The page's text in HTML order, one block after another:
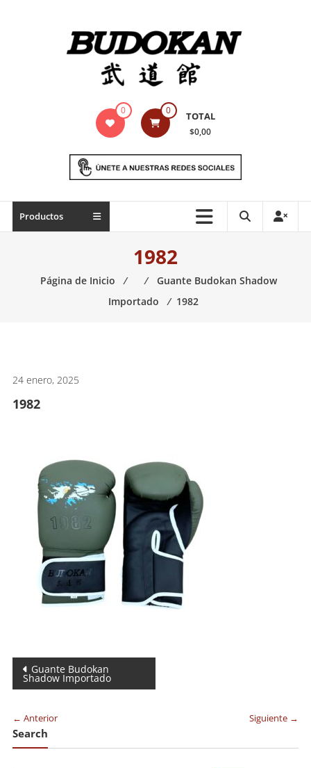
Indumentaria
marciales
Todo
necesario
0 0 TOTAL
$0,00
Productos
1982
Página de Inicio ⁄ ⁄
Guante Budokan Shadow
Importado
⁄ 1982
24 enero, 2025
1982
Navegación
de
entradas
Guante Budokan
Shadow Importado
← Anterior Siguiente →
Search